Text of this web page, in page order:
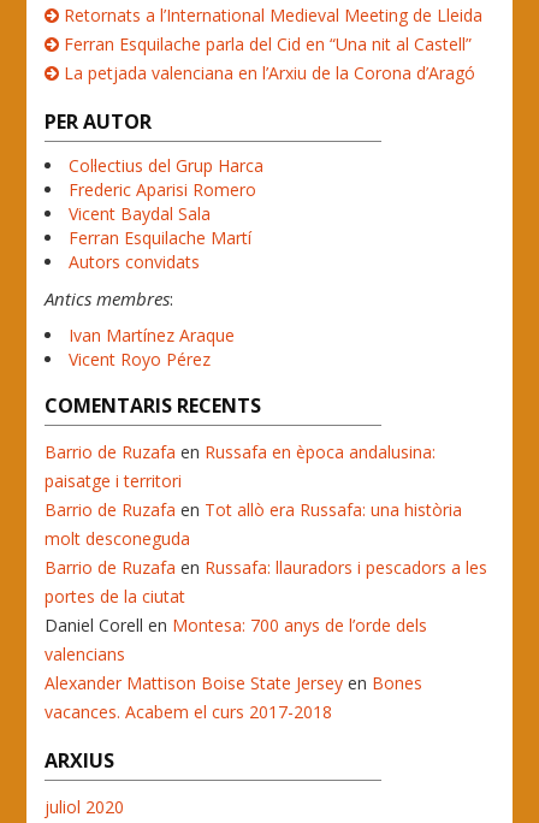
Retornats a l’International Medieval Meeting de Lleida
Ferran Esquilache parla del Cid en “Una nit al Castell”
La petjada valenciana en l’Arxiu de la Corona d’Aragó
PER AUTOR
Col·lectius del Grup Harca
Frederic Aparisi Romero
Vicent Baydal Sala
Ferran Esquilache Martí
Autors convidats
Antics membres:
Ivan Martínez Araque
Vicent Royo Pérez
COMENTARIS RECENTS
Barrio de Ruzafa en Russafa en època andalusina:
paisatge i territori
Barrio de Ruzafa en Tot allò era Russafa: una història
molt desconeguda
Barrio de Ruzafa en Russafa: llauradors i pescadors a les
portes de la ciutat
Daniel Corell en Montesa: 700 anys de l’orde dels
valencians
Alexander Mattison Boise State Jersey en Bones
vacances. Acabem el curs 2017-2018
ARXIUS
juliol 2020